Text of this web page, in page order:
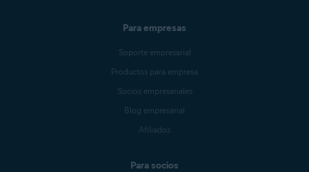
Para empresas
Soporte empresarial
Productos para empresa
Socios empresariales
Blog empresarial
Afiliados
Para socios